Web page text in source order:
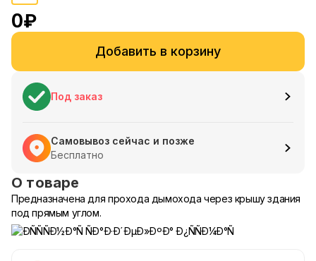
0₽
Добавить в корзину
Под заказ
Самовывоз сейчас и позже
Бесплатно
О товаре
Предназначена для прохода дымохода через крышу здания
под прямым углом.